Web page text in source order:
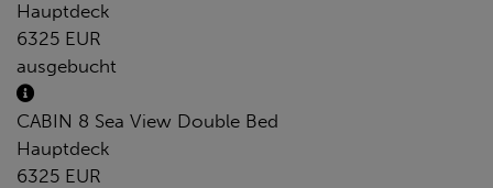
Hauptdeck
6325 EUR
ausgebucht
CABIN 8 Sea View Double Bed
Hauptdeck
6325 EUR